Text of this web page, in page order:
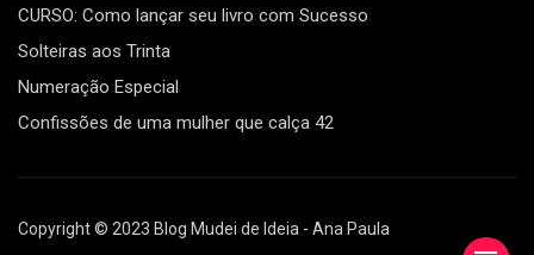
CURSO: Como lançar seu livro com Sucesso
Solteiras aos Trinta
Numeração Especial
Confissões de uma mulher que calça 42
Copyright © 2023 Blog Mudei de Ideia - Ana Paula